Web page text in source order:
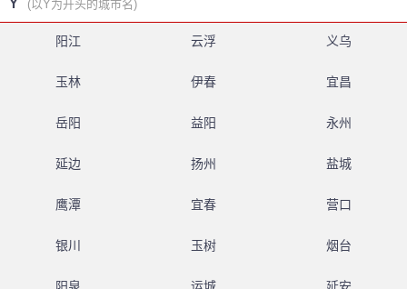
Y (以Y为开头的城市名)
阳江 云浮 义乌
玉林 伊春 宜昌
岳阳 益阳 永州
延边 扬州 盐城
鹰潭 宜春 营口
银川 玉树 烟台